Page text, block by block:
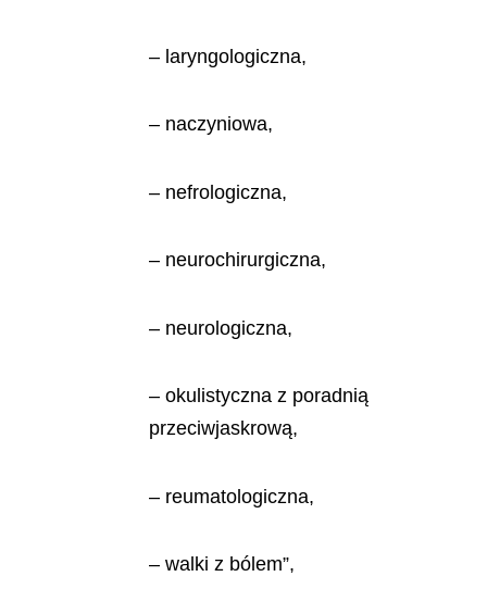
– laryngologiczna,
– naczyniowa,
– nefrologiczna,
– neurochirurgiczna,
– neurologiczna,
– okulistyczna z poradnią
przeciwjaskrową,
– reumatologiczna,
– walki z bólem”,